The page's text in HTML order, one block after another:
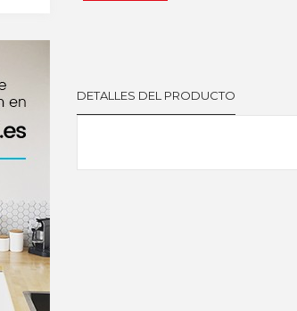
DETALLES DEL PRODUCTO